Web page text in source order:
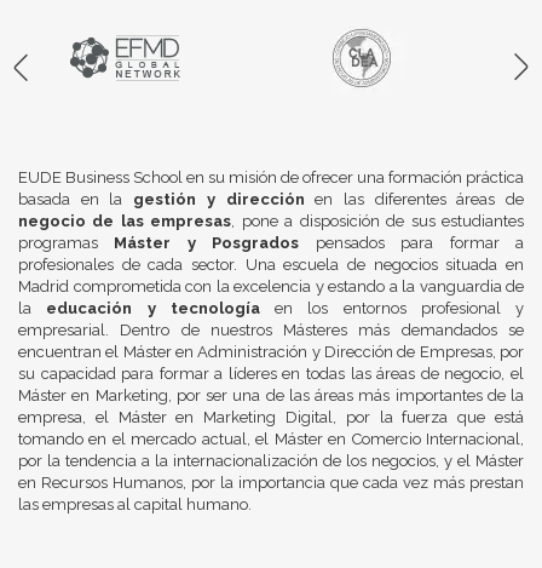
EUDE Business School en su misión de ofrecer una formación práctica
basada en la gestión y dirección en las diferentes áreas de
negocio de las empresas, pone a disposición de sus estudiantes
programas Máster y Posgrados pensados para formar a
profesionales de cada sector. Una escuela de negocios situada en
Madrid comprometida con la excelencia y estando a la vanguardia de
la educación y tecnologíaen los entornos profesional y
empresarial. Dentro de nuestros Másteres más demandados se
encuentran el Máster en Administración y Dirección de Empresas, por
su capacidad para formar a líderes en todas las áreas de negocio, el
Máster en Marketing, por ser una de las áreas más importantes de la
empresa, el Máster en Marketing Digital, por la fuerza que está
tomando en el mercado actual, el Máster en Comercio Internacional,
por la tendencia a la internacionalización de los negocios, y el Máster
en Recursos Humanos, por la importancia que cada vez más prestan
las empresas al capital humano.